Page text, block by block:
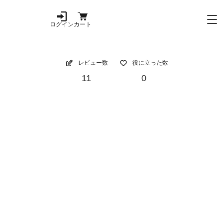
ログインカート
レビュー数
11
役に立った数
0